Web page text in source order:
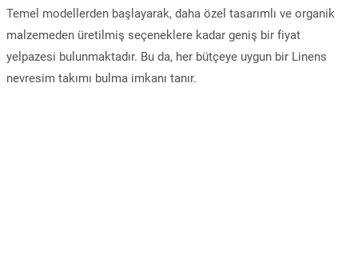
Temel modellerden başlayarak, daha özel tasarımlı ve organik
malzemeden üretilmiş seçeneklere kadar geniş bir fiyat
yelpazesi bulunmaktadır. Bu da, her bütçeye uygun bir Linens
nevresim takımı bulma imkanı tanır.